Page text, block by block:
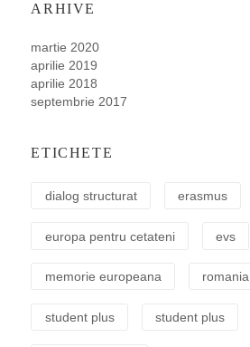
ARHIVE
martie 2020
aprilie 2019
aprilie 2018
septembrie 2017
ETICHETE
dialog structurat erasmus
europa pentru cetateni evs
memorie europeana romania
student plus student plus